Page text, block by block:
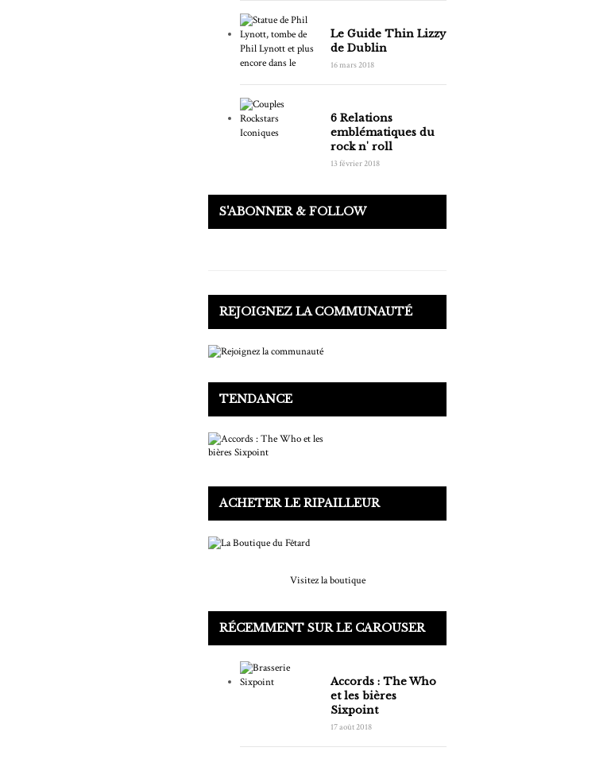
Le Guide Thin Lizzy
de Dublin
16 mars 2018
6 Relations
emblématiques du
rock n' roll
13 février 2018
S'ABONNER & FOLLOW
REJOIGNEZ LA COMMUNAUTÉ
TENDANCE
ACHETER LE RIPAILLEUR
Visitez la boutique
RÉCEMMENT SUR LE CAROUSER
Accords : The Who
et les bières
Sixpoint
17 août 2018